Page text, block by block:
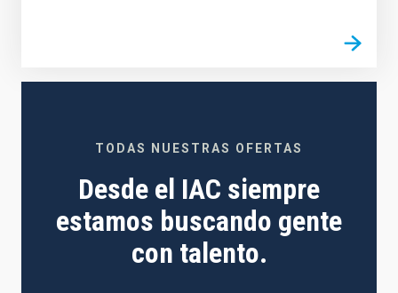
TODAS NUESTRAS OFERTAS
Desde el IAC siempre
estamos buscando gente
con talento.